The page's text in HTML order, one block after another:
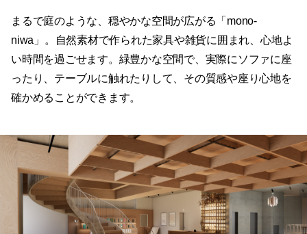
まるで庭のような、穏やかな空間が広がる「mono-
niwa」。自然素材で作られた家具や雑貨に囲まれ、心地よ
い時間を過ごせます。緑豊かな空間で、実際にソファに座
ったり、テーブルに触れたりして、その質感や座り心地を
確かめることができます。